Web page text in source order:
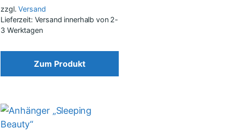
zzgl.Versand
Lieferzeit: Versand innerhalb von 2-
3 Werktagen
Zum Produkt